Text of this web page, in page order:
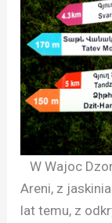
W Wajoc
Areni, z
lat temu, z